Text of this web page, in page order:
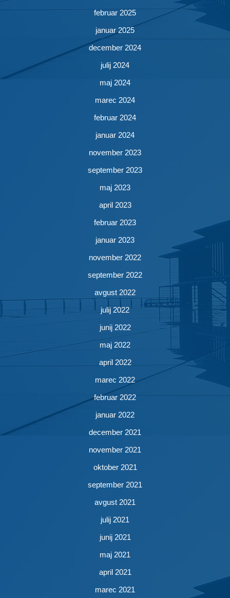
februar 2025
januar 2025
december 2024
julij 2024
maj 2024
marec 2024
februar 2024
januar 2024
november 2023
september 2023
maj 2023
april 2023
februar 2023
januar 2023
november 2022
september 2022
avgust 2022
julij 2022
junij 2022
maj 2022
april 2022
marec 2022
februar 2022
januar 2022
december 2021
november 2021
oktober 2021
september 2021
avgust 2021
julij 2021
junij 2021
maj 2021
april 2021
marec 2021